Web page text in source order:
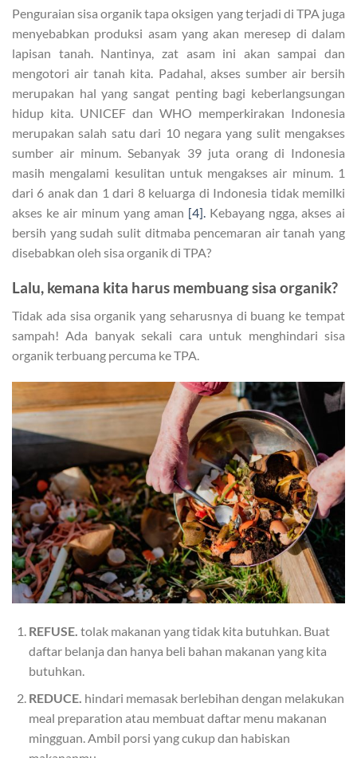
Penguraian sisa organik tapa oksigen yang terjadi di TPA juga
menyebabkan produksi asam yang akan meresep di dalam
lapisan tanah. Nantinya, zat asam ini akan sampai dan
mengotori air tanah kita. Padahal, akses sumber air bersih
merupakan hal yang sangat penting bagi keberlangsungan
hidup kita. UNICEF dan WHO memperkirakan Indonesia
merupakan salah satu dari 10 negara yang sulit mengakses
sumber air minum. Sebanyak 39 juta orang di Indonesia
masih mengalami kesulitan untuk mengakses air minum. 1
dari 6 anak dan 1 dari 8 keluarga di Indonesia tidak memilki
akses ke air minum yang aman [4] Kebayang ngga, akses ai
bersih yang sudah sulit ditmaba pencemaran air tanah yang
disebabkan oleh sisa organik di TPA?
Lalu, kemana kita harus membuang sisa organik?
Tidak ada sisa organik yang seharusnya di buang ke tempat
sampah! Ada banyak sekali cara untuk menghindari sisa
organik terbuang percuma ke TPA.
REFUSE. tolak makanan yang tidak kita butuhkan. Buat
daftar belanja dan hanya beli bahan makanan yang kita
butuhkan.
REDUCE. hindari memasak berlebihan dengan melakukan
meal preparation atau membuat daftar menu makanan
mingguan. Ambil porsi yang cukup dan habiskan